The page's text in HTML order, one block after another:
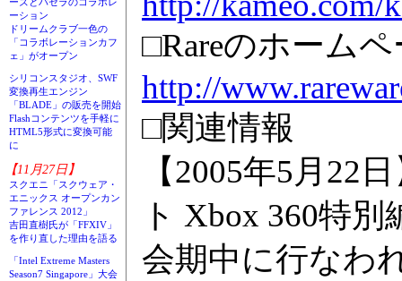
ーション
ドリームクラブ一色の
「コラボレーションカフ
ェ」がオープン
シリコンスタジオ、SWF
変換再生エンジン
「BLADE」の販売を開始
Flashコンテンツを手軽に
HTML5形式に変換可能
に
【11月27日】
スクエニ「スクウェア・
エニックス オープンカン
ファレンス 2012」
吉田直樹氏が「FFXIV」
を作り直した理由を語る
「Intel Extreme Masters
Season7 Singapore」大会
□Rareのホーム
http://
□関連情報
【2005年5月22
ト Xbox 360特別
会期中に行なわ